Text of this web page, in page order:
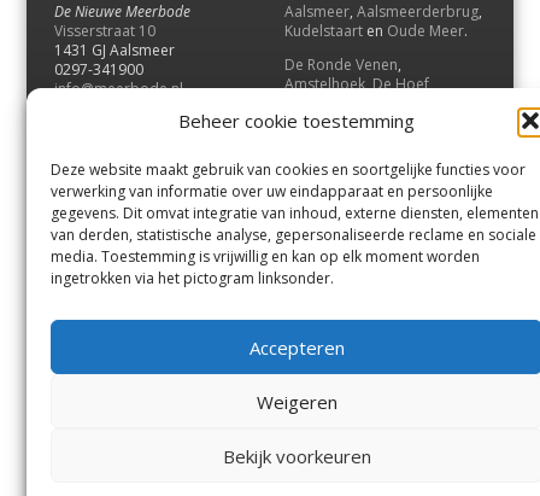
Beheer cookie toestemming
Deze website maakt gebruik van cookies en soortgelijke functies voor
verwerking van informatie over uw eindapparaat en persoonlijke
gegevens. Dit omvat integratie van inhoud, externe diensten, elementen
van derden, statistische analyse, gepersonaliseerde reclame en sociale
media. Toestemming is vrijwillig en kan op elk moment worden
ingetrokken via het pictogram linksonder.
Accepteren
Weigeren
Bekijk voorkeuren
De Nieuwe Meerbode
Visserstraat 10
1431 GJ Aalsmeer
0297-341900
info@meerbode.nl
Aalsmeer, Aalsmeerderbrug,
Kudelstaart en Oude Meer.
De Ronde Venen,
Amstelhoek,De Hoef,
Vrouwenakker,Waverveen
UithoornenDe Kwakel.
Contact
Andere uitgaven
Bezorgklacht
Vacatures
Voorwaarden
Privacyverklaring
De Ronde Venen